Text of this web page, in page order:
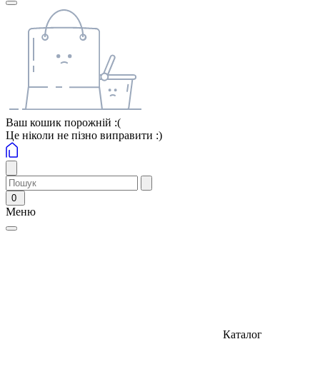
Ваш кошик порожній :(
Це ніколи не пізно виправити :)
0
Меню
Каталог